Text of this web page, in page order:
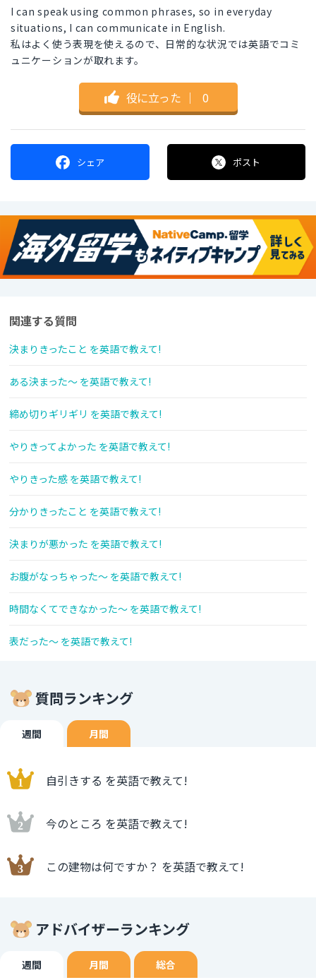
I can speak using common phrases, so in everyday
situations, I can communicate in English.
私はよく使う表現を使えるので、日常的な状況では英語でコミ
ュニケーションが取れます。
役に立った ｜ 0
シェア ポスト
関連する質問
決まりきったこと を英語で教えて!
ある決まった～ を英語で教えて!
締め切りギリギリ を英語で教えて!
やりきってよかった を英語で教えて!
やりきった感 を英語で教えて!
分かりきったこと を英語で教えて!
決まりが悪かった を英語で教えて!
お腹がなっちゃった～ を英語で教えて!
時間なくてできなかった～ を英語で教えて!
表だった～ を英語で教えて!
質問ランキング
週間 月間
自引きする を英語で教えて!
今のところ を英語で教えて!
この建物は何ですか？ を英語で教えて!
アドバイザーランキング
週間 月間 総合